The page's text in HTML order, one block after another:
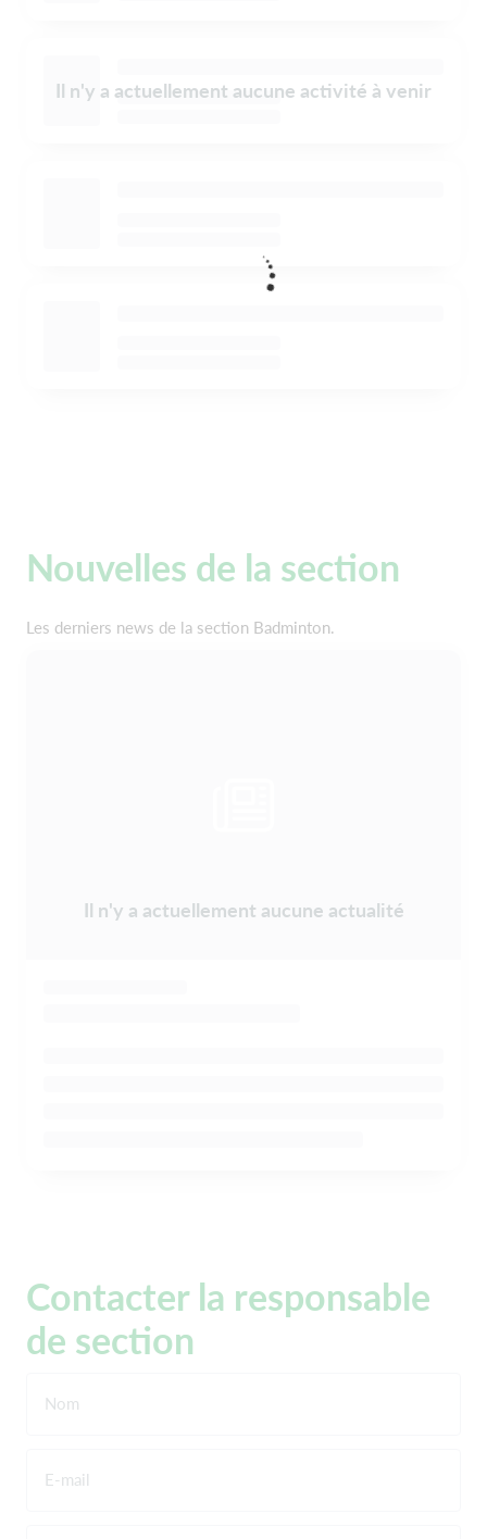
Il n'y a actuellement aucune activité à venir
Nouvelles de la section
Les derniers news de la section Badminton.
Il n'y a actuellement aucune actualité
Contacter la responsable
de section
Nom
E-mail